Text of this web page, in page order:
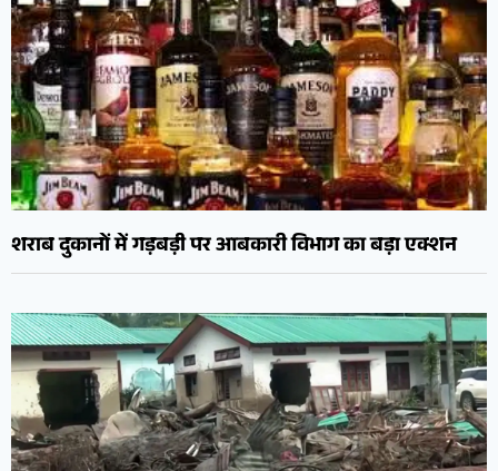
शराब दुकानों में गड़बड़ी पर आबकारी विभाग का बड़ा एक्शन